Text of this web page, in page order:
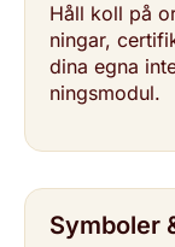
Håll koll på
ning­ar,
dina egna
nings­mo­dul.
Symboler